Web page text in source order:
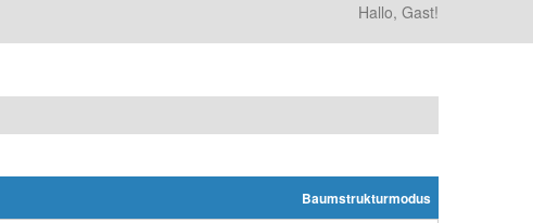
Hallo, Gast!
Baumstrukturmodus